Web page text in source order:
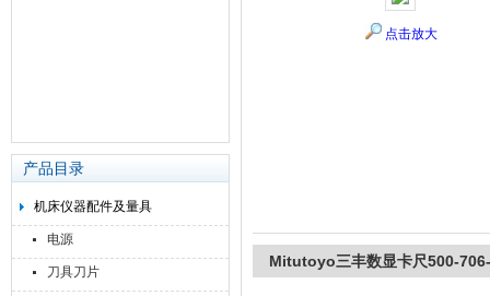
产品目录
机床仪器配件及量具
电源
刀具刀片
点击放大
Mitutoyo三丰数显卡尺500-